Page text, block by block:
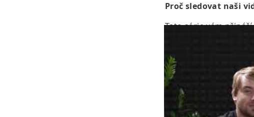
Proč sledovat naši
Tato série vám
seznámíte s naším
zkušeným
provést světem
přináší vyšší